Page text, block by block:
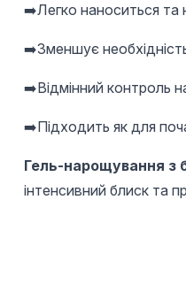
➡️Легко наноситься та
➡️Зменшує
➡️Відмінний контроль
➡️Підходить як для
Гель-нарощування з
інтенсивний блиск та